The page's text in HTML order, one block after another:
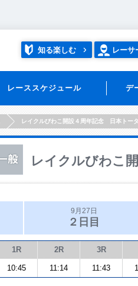
知る楽しむ レーサ
レーススケジュール デ
レイクルびわこ開設４周年記念 日本トー
レイクルびわこ
9月27日
２日目
1R 2R 3R
10:45 11:14 11:43